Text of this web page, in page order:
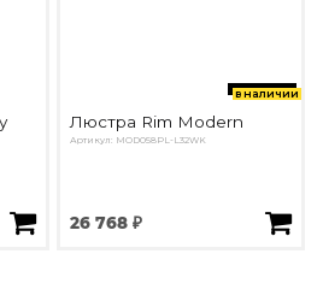
в наличии
Люстра Rim Modern
Артикул: MOD058PL-L32WK
26 768 ₽